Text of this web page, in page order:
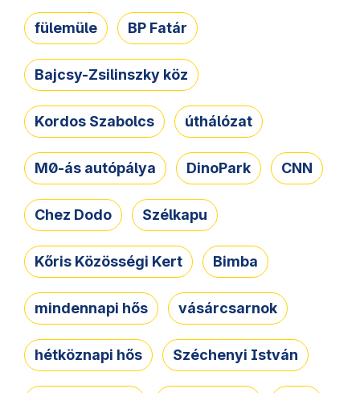
fülemüle BP Fatár
Bajcsy-Zsilinszky köz
Kordos Szabolcs úthálózat
M0-ás autópálya DinoPark CNN
Chez Dodo Szélkapu
Kőris Közösségi Kert Bimba
mindennapi hős vásárcsarnok
hétköznapi hős Széchenyi István